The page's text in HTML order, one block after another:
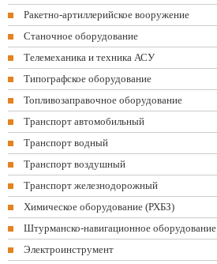
Ракетно-артиллерийское вооружение
Станочное оборудование
Телемеханика и техника АСУ
Типографское оборудование
Топливозаправочное оборудование
Транспорт автомобильный
Транспорт водный
Транспорт воздушный
Транспорт железнодорожный
Химическое оборудование (РХБЗ)
Штурманско-навигационное оборудование
Электроинструмент